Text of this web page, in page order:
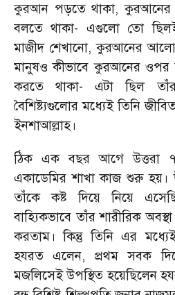
কুরআন পড়তে থাকা,কুরআনের
বলতে থাকা- এগুলো তো
মাজীদ শেখানো,কুরআনের আলো
মানুষও কীভাবে কুরআনের
করতে থাকা-এটা ছিল
বৈশিষ্ট্যগুলোর মধ্যেই তিনি
ইনশাআল্লাহ।
ঠিক এক বছর আগে উত্তরা ৭
একাডেমির শাখা কাজ শুরু হয়।
তাঁকে কষ্ট দিয়ে নিয়ে
বাহ্যিকভাবে তাঁর শারীরিক
করতাম। কিন্তু তিনি এর
হযরত এলেন, প্রথম সবক
মজলিসেই উপস্থিত হয়েছিলেন